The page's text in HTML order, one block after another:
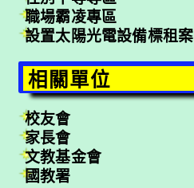
職場霸凌專區
設置太陽光電設備標租案
相關單位
校友會
家長會
文教基金會
國教署